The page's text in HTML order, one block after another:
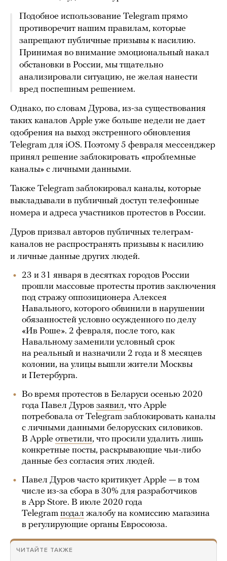
Подобное использование Telegram прямо
противоречит нашим правилам, которые
запрещают публичные призывы к насилию.
Принимая во внимание эмоциональный накал
обстановки в России, мы тщательно
анализировали ситуацию, не желая нанести
вред поспешным решением.
Однако, по словам Дурова, из-за существования
таких каналов Apple уже больше недели не дает
одобрения на выход экстренного обновления
Telegram для iOS. Поэтому 5 февраля мессенджер
принял решение заблокировать «проблемные
каналы» с личными данными.
Также Telegram заблокировал каналы, которые
выкладывали в публичный доступ телефонные
номера и адреса участников протестов в России.
Дуров призвал авторов публичных телеграм-
каналов не распространять призывы к насилию
и личные данные других людей.
23 и 31 января в десятках городов России
прошли массовые протесты против заключения
под стражу оппозиционера Алексея
Навального, которого обвинили в нарушении
обязанностей условно осужденного по делу
«Ив Роше». 2 февраля, после того, как
Навальному заменили условный срок
на реальный и назначили 2 года и 8 месяцев
колонии, на улицы вышли жители Москвы
и Петербурга.
Во время протестов в Беларуси осенью 2020
года Павел Дуров заявил, что Apple
потребовала от Telegram заблокировать каналы
с личными данными белорусских силовиков.
В Apple ответили, что просили удалить лишь
конкретные посты, раскрывающие чьи-либо
данные без согласия этих людей.
Павел Дуров часто критикует Apple — в том
числе из-за сбора в 30% для разработчиков
в App Store. В июле 2020 года
Telegram подал жалобу на комиссию магазина
в регулирующие органы Евросоюза.
ЧИТАЙТЕ ТАКЖЕ